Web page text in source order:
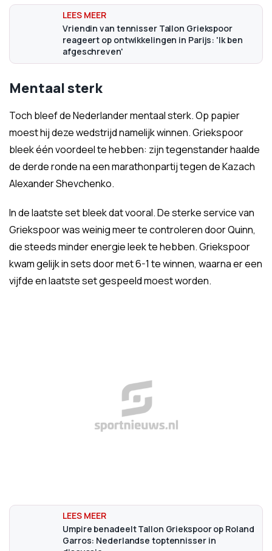
Vriendin van tennisser Tallon Griekspoor
reageert op ontwikkelingen in Parijs: 'Ik ben
afgeschreven'
Mentaal sterk
Toch bleef de Nederlander mentaal sterk. Op papier
moest hij deze wedstrijd namelijk winnen. Griekspoor
bleek één voordeel te hebben: zijn tegenstander haalde
de derde ronde na een marathonpartij tegen de Kazach
Alexander Shevchenko.
In de laatste set bleek dat vooral. De sterke service van
Griekspoor was weinig meer te controleren door Quinn,
die steeds minder energie leek te hebben. Griekspoor
kwam gelijk in sets door met 6-1 te winnen, waarna er een
vijfde en laatste set gespeeld moest worden.
Umpire benadeelt Tallon Griekspoor op Roland
Garros: Nederlandse toptennisser in